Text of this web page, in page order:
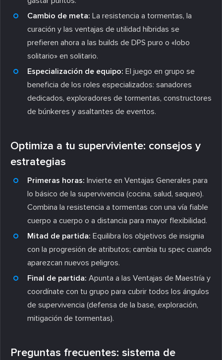
Cambio de meta: La resistencia a tormentas, la
curación y las ventajas de utilidad híbridas se
prefieren ahora a las builds de DPS puro o «lobo
solitario» en solitario.
Especialización de equipo: El juego en grupo se
beneficia de los roles especializados: sanadores
dedicados, exploradores de tormentas, constructores
de búnkeres y asaltantes de eventos.
Optimiza a tu superviviente: consejos y
estrategias
Primeras horas: Invierte en Ventajas Generales para
lo básico de la supervivencia (cocina, salud, saqueo).
Combina la resistencia a tormentas con una vía fiable
cuerpo a cuerpo o a distancia para mayor flexibilidad.
Mitad de partida: Equilibra los objetivos de insignia
con la progresión de atributos; cambia tu spec cuando
aparezcan nuevos peligros.
Final de partida: Apunta a las Ventajas de Maestría y
coordínate con tu grupo para cubrir todos los ángulos
de supervivencia (defensa de la base, exploración,
mitigación de tormentas).
Preguntas frecuentes: sistema de